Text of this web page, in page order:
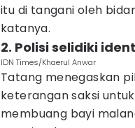
itu di tangani oleh
katanya.
2. Polisi selidiki
IDN Times/Khaerul Anwar
Tatang menegaskan
keterangan saksi
membuang bayi